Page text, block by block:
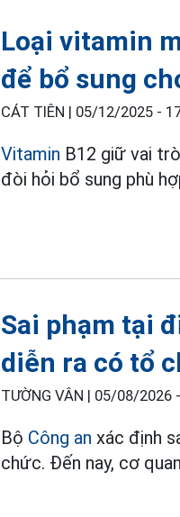
Loại vitamin
để bổ sung
CÁT TIÊN | 05/12/2025 -
Vitamin B12 giữ vai
đòi hỏi bổ sung phù
Sai phạm tại
diễn ra có tổ
TƯỜNG VÂN | 05/08/2026
Bộ Công an xác định
chức. Đến nay, cơ